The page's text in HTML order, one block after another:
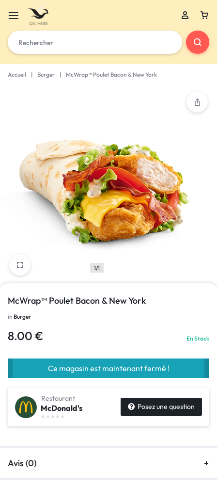
Accueil | Burger | McWrap™ Poulet Bacon & New York
1/1
McWrap™ Poulet Bacon & New York
in Burger
8.00 € En Stock
Ce magasin est maintenant fermé !
Restaurant
McDonald's Posez une question
Avis (0)